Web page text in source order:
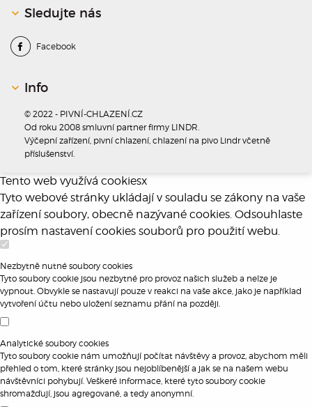
Sledujte nás
Facebook
Info
© 2022 - PIVNÍ-CHLAZENÍ.CZ
Od roku 2008 smluvní partner firmy LINDR.
Výčepní zařízení, pivní chlazení, chlazení na pivo Lindr včetně
příslušenství.
Tento web využívá cookiesx
Tyto webové stránky ukládají v souladu se zákony na vaše
zařízení soubory, obecně nazývané cookies. Odsouhlaste
prosím nastavení cookies souborů pro použití webu.
Nezbytně nutné soubory cookies
Tyto soubory cookie jsou nezbytné pro provoz našich služeb a nelze je
vypnout. Obvykle se nastavují pouze v reakci na vaše akce, jako je například
vytvoření účtu nebo uložení seznamu přání na později.
Analytické soubory cookies
Tyto soubory cookie nám umožňují počítat návštěvy a provoz, abychom měli
přehled o tom, které stránky jsou nejoblíbenější a jak se na našem webu
návštěvníci pohybují. Veškeré informace, které tyto soubory cookie
shromažďují, jsou agregované, a tedy anonymní.